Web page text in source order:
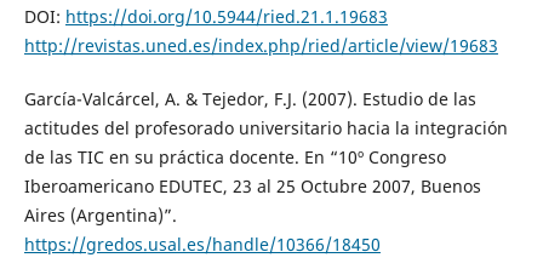
DOI: https://doi.org/10.5944/ried.21.1.19683
http://revistas.uned.es/index.php/ried/article/view/19683
García-Valcárcel, A. & Tejedor, F.J. (2007). Estudio de las
actitudes del profesorado universitario hacia la integración
de las TIC en su práctica docente. En “10º Congreso
Iberoamericano EDUTEC, 23 al 25 Octubre 2007, Buenos
Aires (Argentina)”.
https://gredos.usal.es/handle/10366/18450